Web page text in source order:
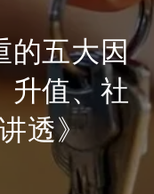
的五大因
升值、社
透》